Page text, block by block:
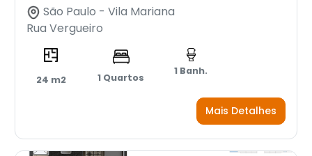
São Paulo - Vila Mariana
Rua Vergueiro
24 m2 1 Quartos
1 Banh.
Mais Detalhes